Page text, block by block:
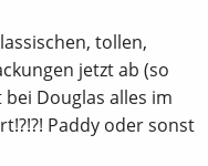
tollen,
jetzt ab (so
Douglas alles im
Paddy oder sonst